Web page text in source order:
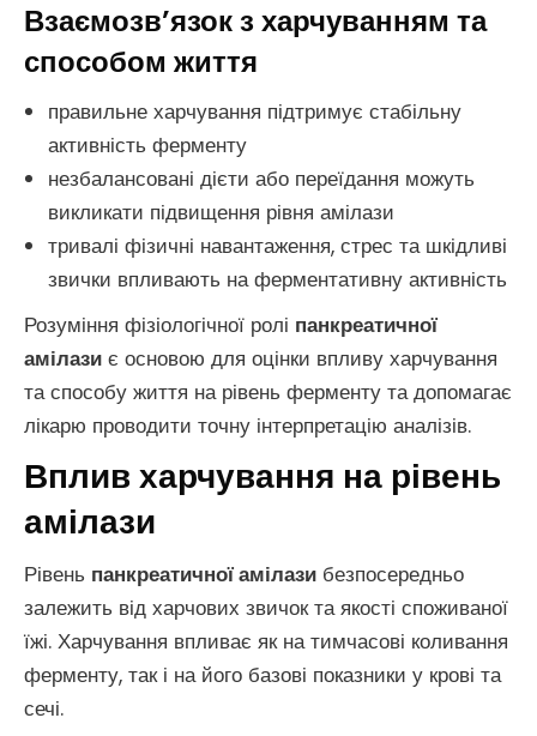
Взаємозв’язок з харчуванням та
способом життя
правильне харчування підтримує стабільну
активність ферменту
незбалансовані дієти або переїдання можуть
викликати підвищення рівня амілази
тривалі фізичні навантаження, стрес та шкідливі
звички впливають на ферментативну активність
Розуміння фізіологічної ролі панкреатичної
амілази є основою для оцінки впливу харчування
та способу життя на рівень ферменту та допомагає
лікарю проводити точну інтерпретацію аналізів.
Вплив харчування на рівень
амілази
Рівень панкреатичної амілази безпосередньо
залежить від харчових звичок та якості споживаної
їжі. Харчування впливає як на тимчасові коливання
ферменту, так і на його базові показники у крові та
сечі.